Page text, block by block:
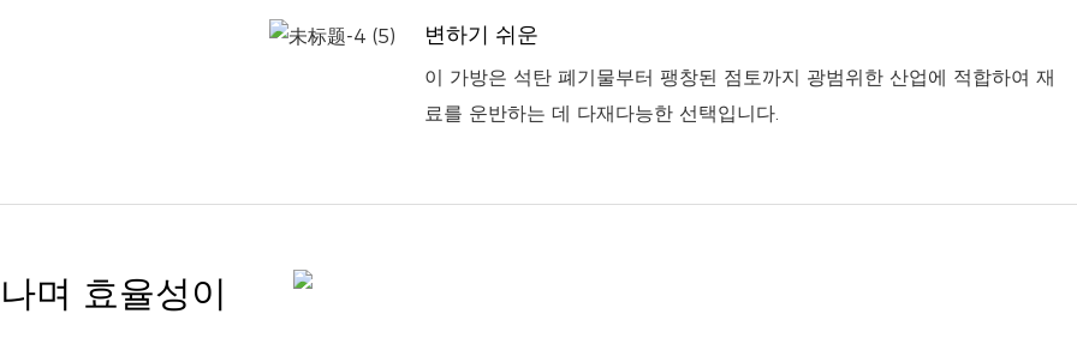
변하기 쉬운
이 가방은 석탄 폐기물부터 팽창된 점토까지 광범위한 산업에 적합하여 재
료를 운반하는 데 다재다능한 선택입니다.
며 효율성이